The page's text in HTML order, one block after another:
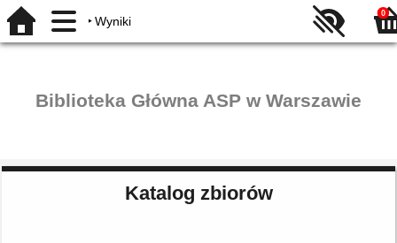
Wyniki
0
Biblioteka Główna ASP w Warszawie
Katalog zbiorów